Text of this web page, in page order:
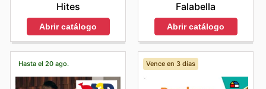
Hites
Abrir catálogo
Falabella
Abrir catálogo
Hasta el 20 ago. Vence en 3 días